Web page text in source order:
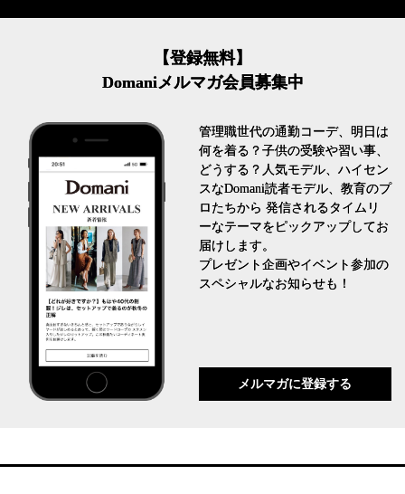
【登録無料】
Domaniメルマガ会員募集中
管理職世代の通勤コーデ、明日は
何を着る？子供の受験や習い事、
どうする？人気モデル、ハイセン
スなDomani読者モデル、教育のプ
ロたちから 発信されるタイムリ
ーなテーマをピックアップしてお
届けします。
プレゼント企画やイベント参加の
スペシャルなお知らせも！
メルマガに登録する